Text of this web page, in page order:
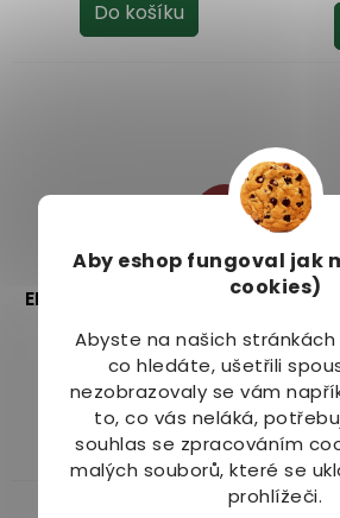
Aby eshop fungoval jak
cookies)
Abyste na našich
co hledáte, ušetřili
nezobrazovaly se vám
to, co vás neláká,
souhlas se zpracováním
malých souborů, které se
prohlížeči.
Do košíku
–10 %
Adveni Bezlepkový
ENERGY chléb s moukou
Průměrné
hodnocení
produktu
Dostupné do 5
dnů
76 Kč
Do košíku
je
5,0
z